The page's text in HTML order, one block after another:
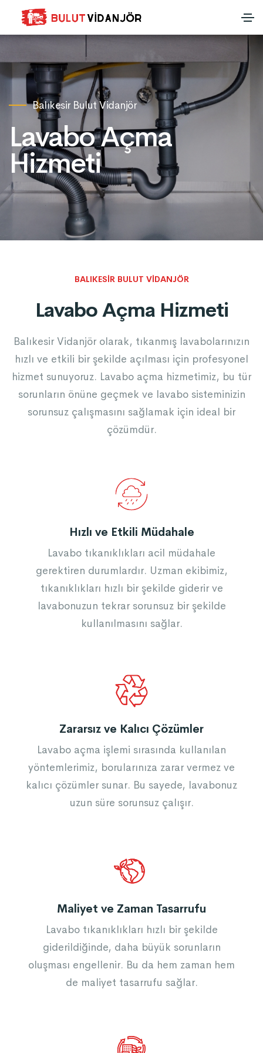
Balıkesir Bulut Vidanjör
Lavabo Açma
Hizmeti
BALIKESIR BULUT VIDANJÖR
Lavabo Açma Hizmeti
Balıkesir Vidanjör olarak, tıkanmış lavabolarınızın
hızlı ve etkili bir şekilde açılması için profesyonel
hizmet sunuyoruz. Lavabo açma hizmetimiz, bu tür
sorunların önüne geçmek ve lavabo sisteminizin
sorunsuz çalışmasını sağlamak için ideal bir
çözümdür.
Hızlı ve Etkili Müdahale
Lavabo tıkanıklıkları acil müdahale
gerektiren durumlardır. Uzman ekibimiz,
tıkanıklıkları hızlı bir şekilde giderir ve
lavabonuzun tekrar sorunsuz bir şekilde
kullanılmasını sağlar.
Zararsız ve Kalıcı Çözümler
Lavabo açma işlemi sırasında kullanılan
yöntemlerimiz, borularınıza zarar vermez ve
kalıcı çözümler sunar. Bu sayede, lavabonuz
uzun süre sorunsuz çalışır.
Maliyet ve Zaman Tasarrufu
Lavabo tıkanıklıkları hızlı bir şekilde
giderildiğinde, daha büyük sorunların
oluşması engellenir. Bu da hem zaman hem
de maliyet tasarrufu sağlar.